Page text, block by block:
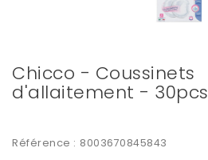
Chicco - Coussinets
d'allaitement - 30pcs
Référence : 8003670845843